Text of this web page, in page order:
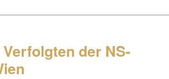
der NS-